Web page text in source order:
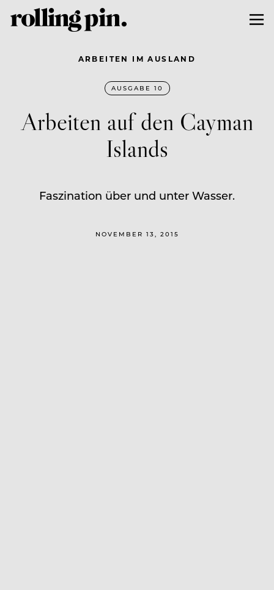
ARBEITEN IM AUSLAND
AUSGABE 10
Arbeiten auf den Cayman
Islands
Faszination über und unter Wasser.
NOVEMBER 13, 2015